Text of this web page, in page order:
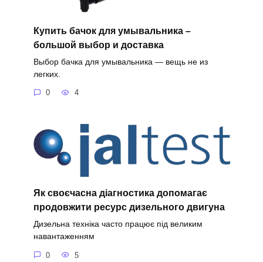
Купить бачок для умывальника –
большой выбор и доставка
Выбор бачка для умывальника — вещь не из
легких.
0 4
Як своєчасна діагностика допомагає
продовжити ресурс дизельного двигуна
Дизельна техніка часто працює під великим
навантаженням
0 5